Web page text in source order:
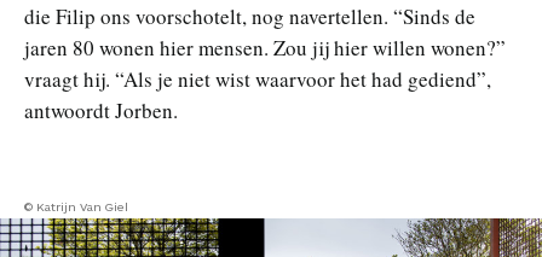
die Filip ons voorschotelt, nog navertellen. “Sinds de
jaren 80 wonen hier mensen. Zou jij hier willen wonen?”
vraagt hij. “Als je niet wist waarvoor het had gediend”,
antwoordt Jorben.
© Katrijn Van Giel